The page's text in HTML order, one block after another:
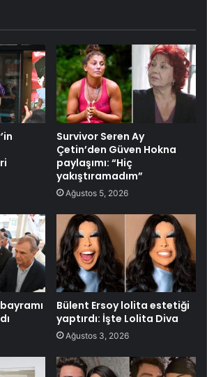
Survivor Seren Ay
Çetin’den Güven Hokna
paylaşımı: “Hiç
yakıştıramadım”
Ağustos 5, 2026
Bülent Ersoy lolita estetiği
yaptırdı: İşte Lolita Diva
Ağustos 3, 2026